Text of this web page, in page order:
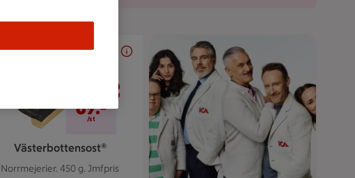
Västerbottensost®
Norrmejerier. 450 g. Jmfpris
89 kr/st
89:-
/st